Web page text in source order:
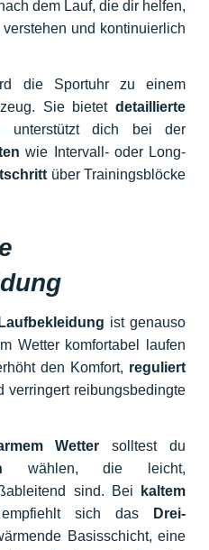
dem Lauf, die dir helfen,
und kontinuierlich
die Sportuhr zu einem
Sie bietet detaillierte
unterstützt dich bei der
wie Intervall- oder Long-
über Trainingsblöcke
Laufbekleidung ist genauso
Wetter komfortabel laufen
den Komfort, reguliert
verringert reibungsbedingte
Wetter solltest du
wählen, die leicht,
sind. Bei
kaltem
sich das
Drei-
Basisschicht, eine